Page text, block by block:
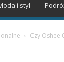
i styl
Czy Oshee